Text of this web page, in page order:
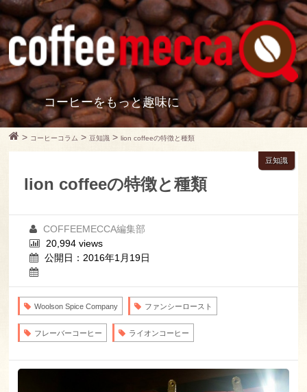
コーヒーをもっと趣味に
> コーヒーコラム >豆知識 >lion coffeeの特徴と種類
lion coffeeの特徴と種類
豆知識
COFFEEMECCA編集部
20,994 views
公開日：2016年1月19日
Woolson Spice Company ファンシーロースト
フレーバーコーヒー ライオンコーヒー